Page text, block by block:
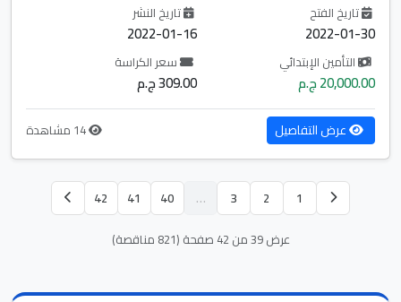
تاريخ الفتح
2022-01-30
تاريخ النشر
2022-01-16
التأمين الإبتدائي
20,000.00 ج.م
سعر الكراسة
309.00 ج.م
عرض التفاصيل
1
2
3
…
40
41
42
عرض 39 من 42 صفحة (821 مناقصة)